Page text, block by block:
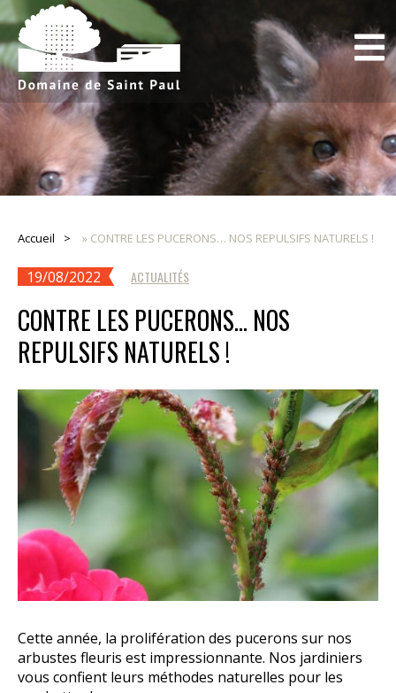
Accueil » CONTRE LES PUCERONS… NOS REPULSIFS NATURELS !
19/08/2022 ACTUALITÉS
CONTRE LES PUCERONS… NOS
REPULSIFS NATURELS !
Cette année, la prolifération des pucerons sur nos
arbustes fleuris est impressionnante. Nos jardiniers
vous confient leurs méthodes naturelles pour les